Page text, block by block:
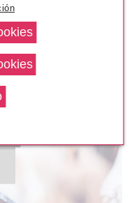
LIQUIDO